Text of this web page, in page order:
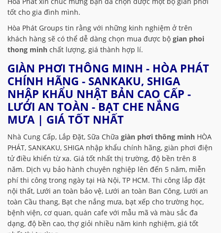
tốt cho gia đình mình.
Hòa Phát Groups tin rằng với những kinh nghiệm ở trên
khách hàng sẽ có thể dễ dàng chọn mua được bộ gian phoi
thong minh chất lượng, giá thành hợp lí.
GIÀN PHƠI THÔNG MINH - HÒA PHÁT
CHÍNH HÃNG - SANKAKU, SHIGA
NHẬP KHẨU NHẬT BẢN CAO CẤP -
LƯỚI AN TOÀN - BẠT CHE NẮNG
MƯA | GIÁ TỐT NHẤT
Nhà Cung Cấp, Lắp Đặt, Sữa Chữa giàn phơi thông minh HÒA
PHÁT, SANKAKU, SHIGA nhập khẩu chính hãng, giàn phơi điện
tử điều khiển từ xa. Giá tốt nhất thị trường, độ bền trên 8
năm. Dịch vụ bảo hành chuyên nghiệp lên đến 5 năm, miễn
phí thi công trong ngày tại Hà Nội, TP HCM. Thi công lắp đặt
nội thất, Lưới an toàn bảo vệ, Lưới an toàn Ban Công, Lưới an
toàn Cầu thang, Bạt che nắng mưa, bạt xếp cho trường học,
bệnh viện, cơ quan, quán cafe với mẫu mã và màu sắc đa
dạng, độ bền cao, thợ giỏi nhiều năm kinh nghiệm, giá tốt